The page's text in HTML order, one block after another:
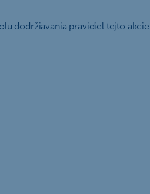
dodržiavania pravidiel tejto